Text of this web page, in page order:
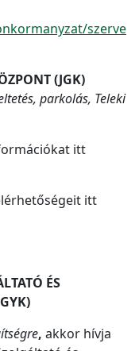
szerve
(JGK)
parkolás, Teleki
itt
itt
ÉS
, akkor hívja